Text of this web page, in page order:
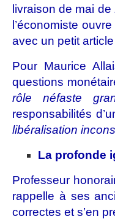
livraison de mai de
l’économiste
avec un petit
Pour Maurice
questions
rôle néfaste
responsabilités
libéralisation
La profonde
Professeur
rappelle à ses
correctes et s’en